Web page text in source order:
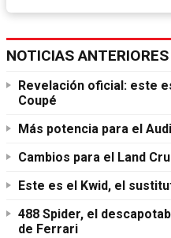
NOTICIAS
Revelación oficial: este
Coupé
Más potencia para el
Cambios para el Land
Este es el Kwid, el
488 Spider, el
de Ferrari